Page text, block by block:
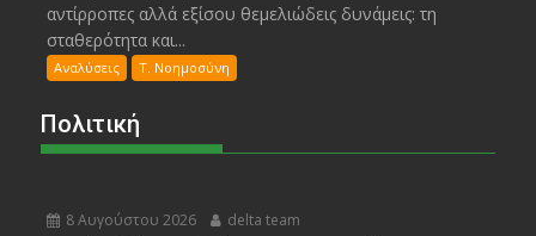
αντίρροπες αλλά εξίσου θεμελιώδεις δυνάμεις: τη
σταθερότητα και...
Αναλύσεις Τ. Νοημοσύνη
Πολιτική
8 Αυγούστου 2026 delta team